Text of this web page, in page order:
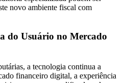
novo ambiente fiscal com
do Usuário no Mercado
a tecnologia continua a
financeiro digital, a experiência